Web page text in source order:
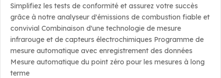
Simplifiez les tests de conformité et assurez votre succès
grâce à notre analyseur d'émissions de combustion fiable et
convivial Combinaison d'une technologie de mesure
infrarouge et de capteurs électrochimiques Programme de
mesure automatique avec enregistrement des données
Mesure automatique du point zéro pour les mesures à long
terme